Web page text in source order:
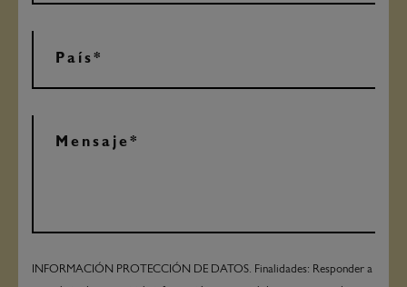
INFORMACIÓN PROTECCIÓN DE DATOS. Finalidades: Responder a